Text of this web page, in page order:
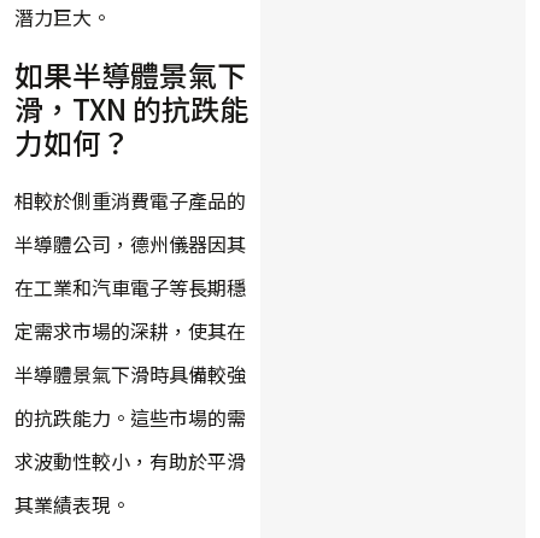
潛力巨大。
如果半導體景氣下
滑，TXN 的抗跌能
力如何？
相較於側重消費電子產品的
半導體公司，德州儀器因其
在工業和汽車電子等長期穩
定需求市場的深耕，使其在
半導體景氣下滑時具備較強
的抗跌能力。這些市場的需
求波動性較小，有助於平滑
其業績表現。